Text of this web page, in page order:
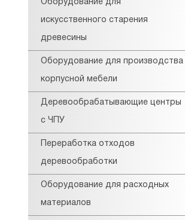
Оборудование для
искусственного старения
древесины
Оборудование для производства
корпусной мебели
Деревообрабатывающие центры
с ЧПУ
Переработка отходов
деревообработки
Оборудование для расходных
материалов